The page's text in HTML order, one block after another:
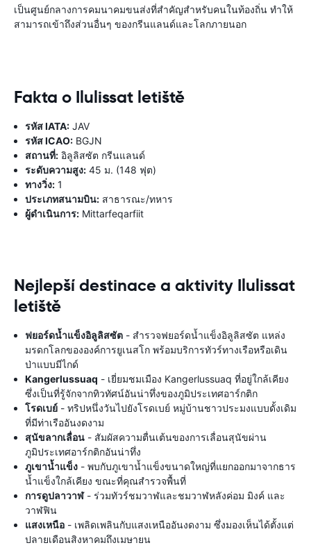
เป็นศูนย์กลางการคมนาคมขนส่งที่สำคัญสำหรับคนในท้องถิ่น ทำให้
สามารถเข้าถึงส่วนอื่นๆ ของกรีนแลนด์และโลกภายนอก
Fakta o Ilulissat letiště
รหัส IATA: JAV
รหัส ICAO: BGJN
สถานที่: อิลูลิสซัต กรีนแลนด์
ระดับความสูง: 45 ม. (148 ฟุต)
ทางวิ่ง: 1
ประเภทสนามบิน: สาธารณะ/ทหาร
ผู้ดำเนินการ: Mittarfeqarfiit
Nejlepší destinace a aktivity Ilulissat
letiště
ฟยอร์ดน้ำแข็งอิลูลิสซัต - สำรวจฟยอร์ดน้ำแข็งอิลูลิสซัต แหล่ง
มรดกโลกขององค์การยูเนสโก พร้อมบริการทัวร์ทางเรือหรือเดิน
ป่าแบบมีไกด์
Kangerlussuaq - เยี่ยมชมเมือง Kangerlussuaq ที่อยู่ใกล้เคียง
ซึ่งเป็นที่รู้จักจากทิวทัศน์อันน่าทึ่งของภูมิประเทศอาร์กติก
โรดเบย์ - ทริปหนึ่งวันไปยังโรดเบย์ หมู่บ้านชาวประมงแบบดั้งเดิม
ที่มีท่าเรืออันงดงาม
สุนัขลากเลื่อน - สัมผัสความตื่นเต้นของการเลื่อนสุนัขผ่าน
ภูมิประเทศอาร์กติกอันน่าทึ่ง
ภูเขาน้ำแข็ง - พบกับภูเขาน้ำแข็งขนาดใหญ่ที่แยกออกมาจากธาร
น้ำแข็งใกล้เคียง ขณะที่คุณสำรวจพื้นที่
การดูปลาวาฬ- ร่วมทัวร์ชมวาฬและชมวาฬหลังค่อม มิงค์ และ
วาฬฟิน
แสงเหนือ - เพลิดเพลินกับแสงเหนืออันงดงาม ซึ่งมองเห็นได้ตั้งแต่
ปลายเดือนสิงหาคมถึงเมษายน